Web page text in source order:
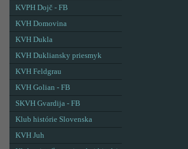
KVPH Dojč - FB
KVH Domovina
KVH Dukla
KVH Dukliansky priesmyk
KVH Feldgrau
KVH Golian - FB
SKVH Gvardija - FB
Klub histórie Slovenska
KVH Juh